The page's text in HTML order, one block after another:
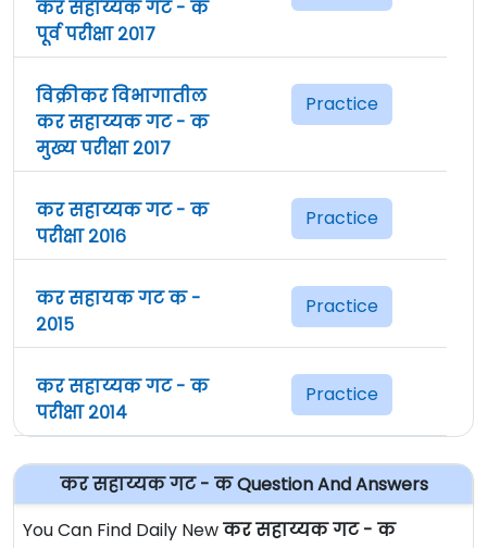
कर सहाय्यक गट - क
पूर्व परीक्षा २०१७
विक्रीकर विभागातील
कर सहाय्यक गट - क
मुख्य परीक्षा २०१७
Practice
कर सहाय्यक गट - क
परीक्षा २०१६
Practice
कर सहायक गट क -
२०१५
Practice
कर सहाय्यक गट - क
परीक्षा २०१४
Practice
कर सहाय्यक गट - क Question And Answers
You Can Find Daily Newकर सहाय्यक गट - क